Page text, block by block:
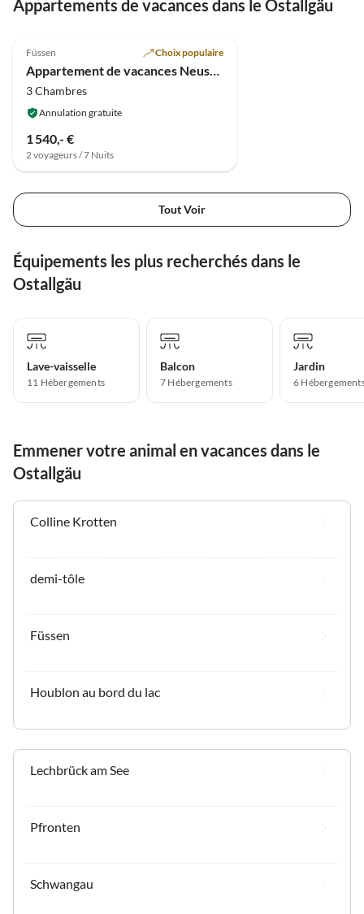
Appartements de vacances dans le Ostallgäu
Füssen Choix populaire
Appartement de vacances Neuschwanstein
3 Chambres
Annulation gratuite
1 540,- €
2 voyageurs / 7 Nuits
Tout Voir
Équipements les plus recherchés dans le
Ostallgäu
Lave-vaisselle
11 Hébergements
Balcon
7 Hébergements
Jardin
6
Emmener votre animal en vacances dans le
Ostallgäu
Colline Krotten
demi-tôle
Füssen
Houblon au bord du lac
Lechbrück am See
Pfronten
Schwangau